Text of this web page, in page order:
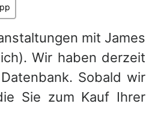
mit James
Wir haben derzeit
Sobald wir
Sie zum Kauf Ihrer